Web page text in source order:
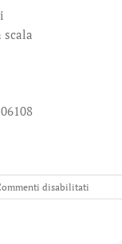
scala
disabilitati
Oceano